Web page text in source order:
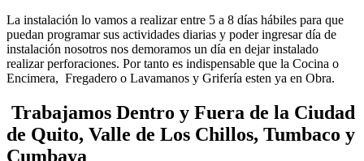
La instalación lo vamos a realizar entre 5 a 8 días hábiles para que
puedan programar sus actividades diarias y poder ingresar día de
instalación nosotros nos demoramos un día en dejar instalado
realizar perforaciones. Por tanto es indispensable que la Cocina o
Encimera, Fregadero o Lavamanos y Grifería esten ya en Obra.
Trabajamos Dentro y Fuera de la Ciudad
de Quito, Valle de Los Chillos, Tumbaco y
Cumbaya